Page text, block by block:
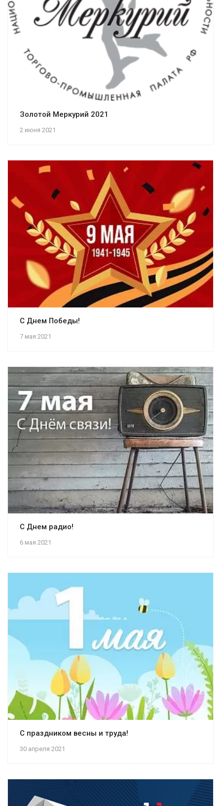
2 июня 2021
Золотой Меркурий 2021
7 мая 2021
С Днем Победы!
6 мая 2021
С Днем радио!
30 апреля 2021
С праздником весны и труда!